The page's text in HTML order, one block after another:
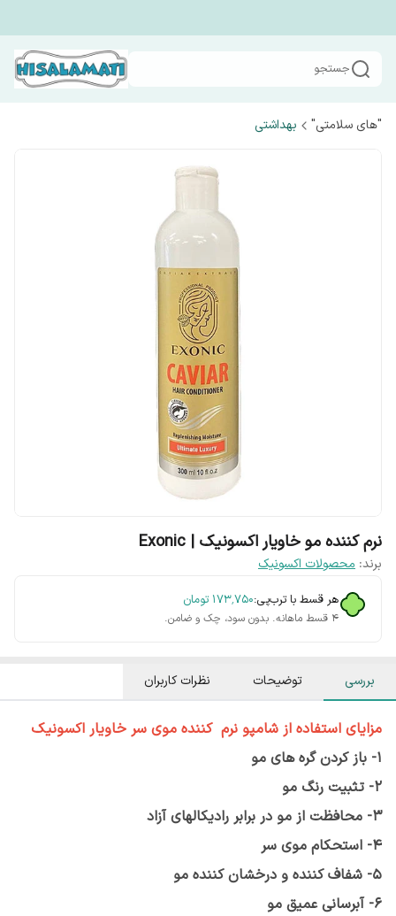
جستجو
"های سلامتی" بهداشتی
نرم کننده مو خاویار اکسونیک | Exonic
برند: محصولات اکسونیک
هر قسط با ترب‌پی:۱۷۳٬۷۵۰ تومان
۴ قسط ماهانه. بدون سود، چک و ضامن.
بررسی توضیحات نظرات کاربران
مزایای استفاده از شامپو نرم کننده موی سر خاویار اکسونیک
1- باز کردن گره های مو
2- تثبیت رنگ مو
3- محافظت از مو در برابر رادیکالهای آزاد
4- استحکام موی سر
5- شفاف کننده و درخشان کننده مو
6- آبرسانی عمیق مو